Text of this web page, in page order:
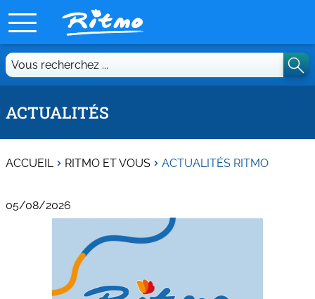
Vous
recherchez
ACTUALITÉS
ACCUEIL RITMO ET VOUS ACTUALITÉS RITMO
05/08/2026